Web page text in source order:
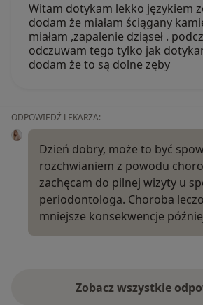
Witam dotykam lekko językiem
dodam że miałam ściągany
miałam ,zapalenie dziąseł .
odczuwam tego tylko jak
dodam że to są dolne zęby
ODPOWIEDŹ LEKARZA:
Dzień dobry, może to być
rozchwianiem z powodu
zachęcam do pilnej wizyty u
periodontologa. Choroba
mniejsze konsekwencje
Zobacz wszystkie